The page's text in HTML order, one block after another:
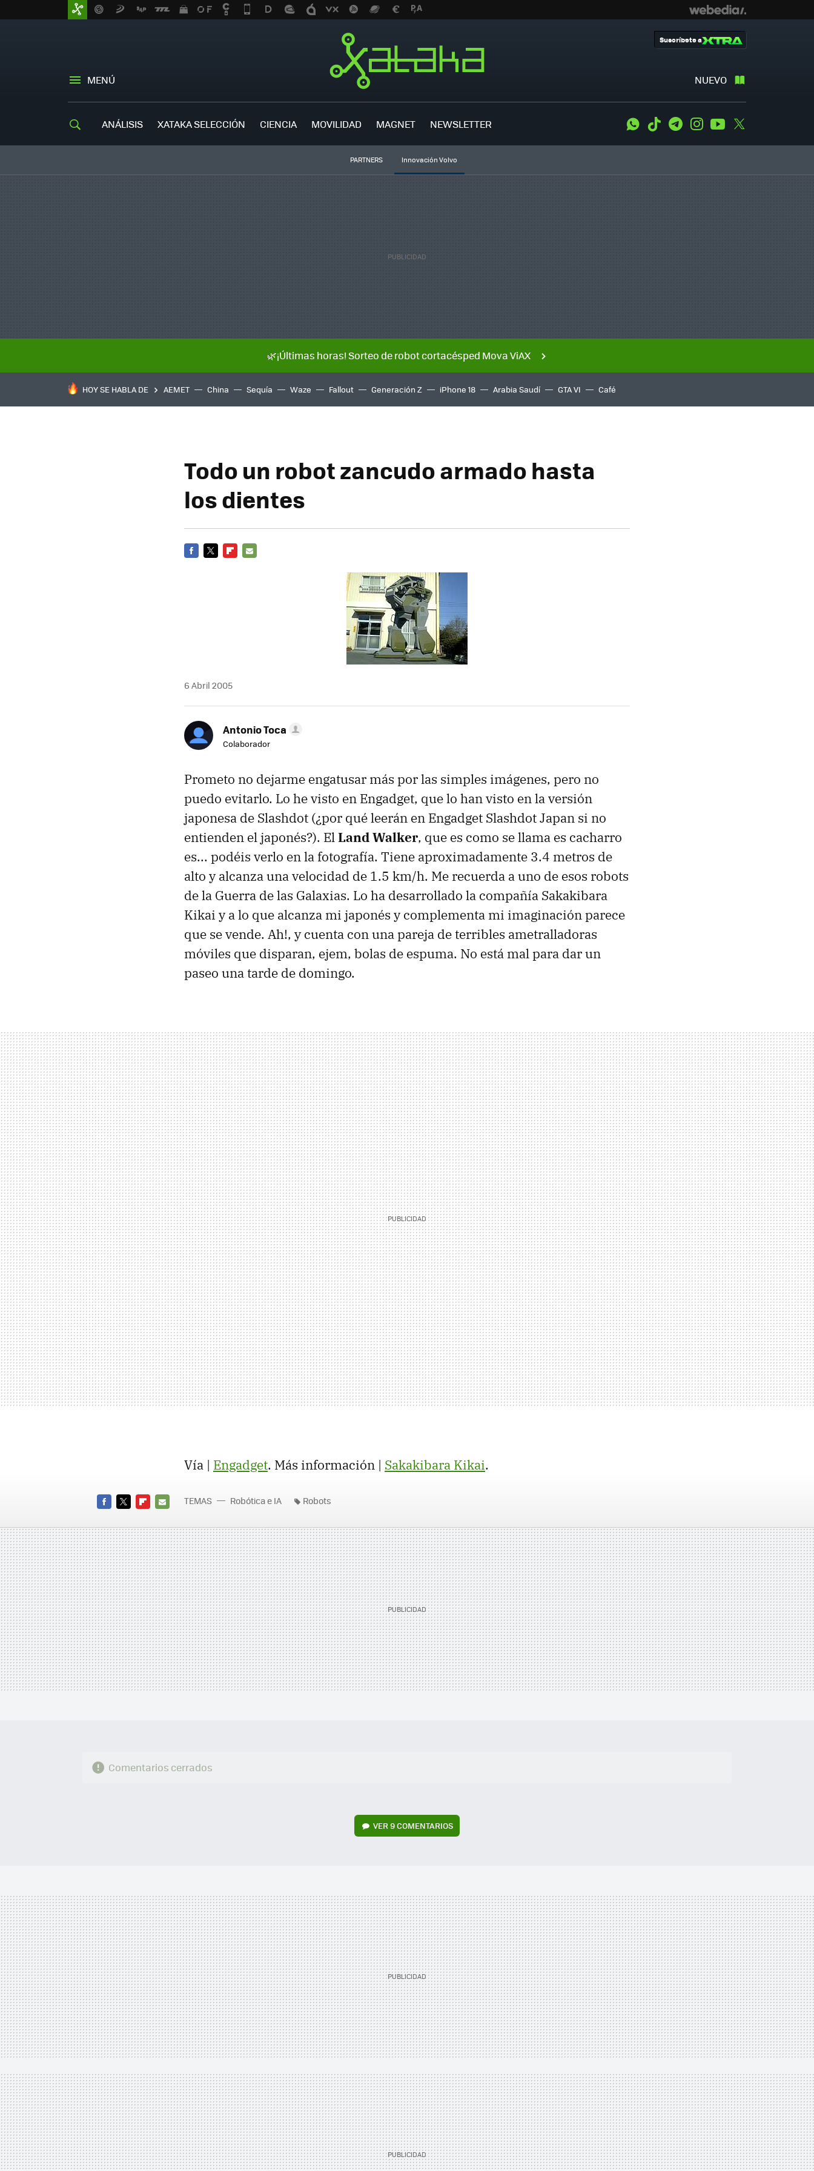
MENÚ NUEVO
Suscríbete a
ANÁLISIS XATAKA SELECCIÓN CIENCIA MOVILIDAD MAGNET NEWSLETTER WhatsApp
Tiktok TelegramInstagramYoutube
PARTNERS Innovación Volvo
🌿¡Últimas horas! Sorteo de robot cortacésped Mova ViAX
HOY SE HABLA DE AEMET China Sequía Waze Fallout Generación Z iPhone 18 Arabia Saudí GTA VI Café
Todo un robot zancudo armado hasta
los dientes
6 Abril 2005
Antonio Toca
Colaborador
Prometo no dejarme engatusar más por las simples imágenes, pero no
puedo evitarlo. Lo he visto en Engadget, que lo han visto en la versión
japonesa de Slashdot (¿por qué leerán en Engadget Slashdot Japan si no
entienden el japonés?). ElLand Walker, que es como se llama es cacharro
es... podéis verlo en la fotografía. Tiene aproximadamente 3.4 metros de
alto y alcanza una velocidad de 1.5 km/h. Me recuerda a uno de esos robots
de la Guerra de las Galaxias. Lo ha desarrollado la compañía Sakakibara
Kikai y a lo que alcanza mi japonés y complementa mi imaginación parece
que se vende. Ah!, y cuenta con una pareja de terribles ametralladoras
móviles que disparan, ejem, bolas de espuma. No está mal para dar un
paseo una tarde de domingo.
Vía | Engadget. Más información | Sakakibara Kikai.
MAIL
TEMAS Robótica e IA Robots
Comentarios cerrados
VER9 COMENTARIOS